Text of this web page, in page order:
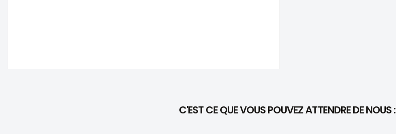
C'EST CE QUE VOUS POUVEZ ATTENDRE DE NOUS :